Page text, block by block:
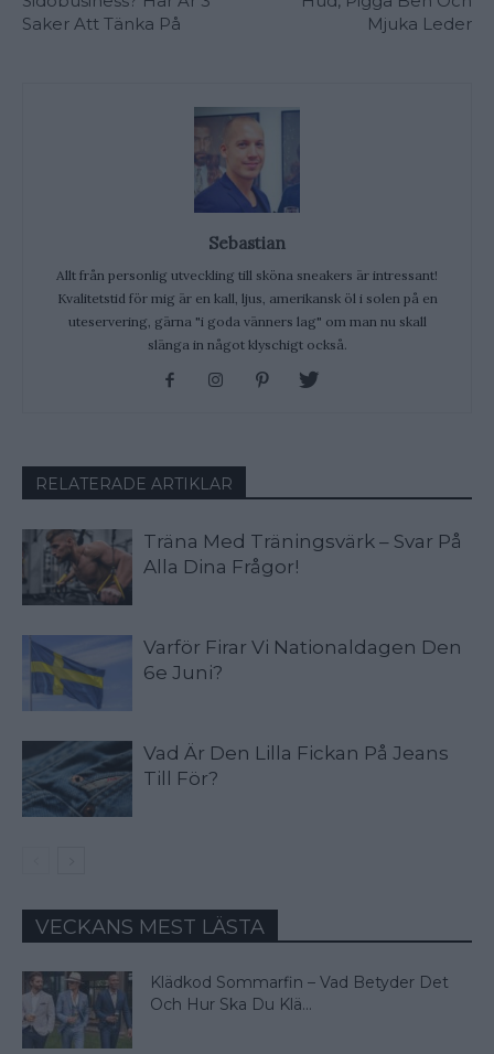
Saker Att Tänka På
Mjuka Leder
Sebastian
Allt från personlig utveckling till sköna sneakers är intressant!
Kvalitetstid för mig är en kall, ljus, amerikansk öl i solen på en
uteservering, gärna "i goda vänners lag" om man nu skall
slänga in något klyschigt också.
RELATERADE ARTIKLAR
Träna Med Träningsvärk – Svar På
Alla Dina Frågor!
Varför Firar Vi Nationaldagen Den
6e Juni?
Vad Är Den Lilla Fickan På Jeans
Till För?
VECKANS MEST LÄSTA
Klädkod Sommarfin – Vad Betyder Det
Och Hur Ska Du Klä...